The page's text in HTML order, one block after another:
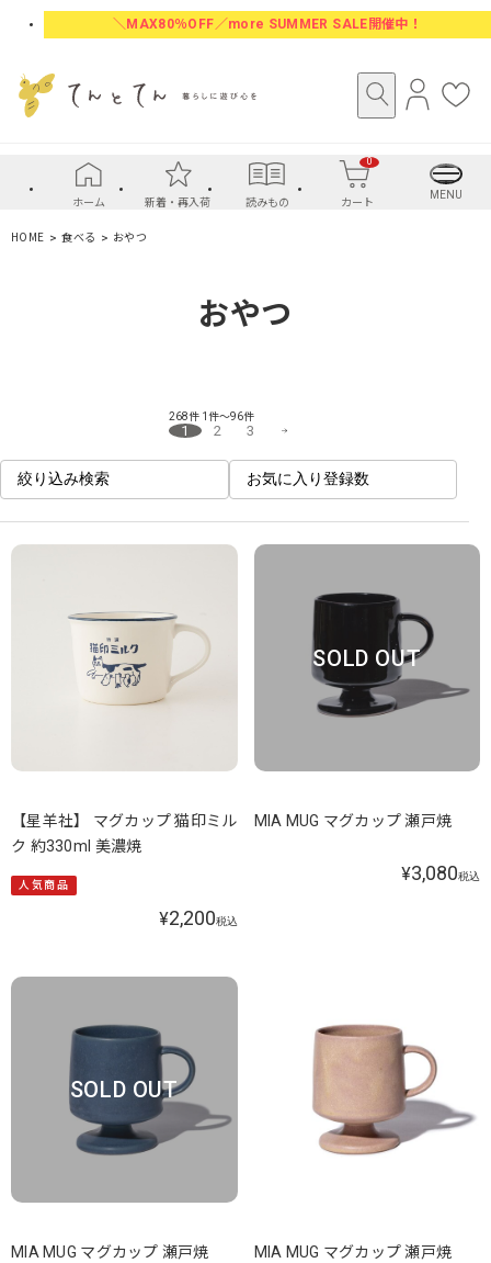
＼MAX80％OFF／more SUMMER SALE開催中！
に
入
り
ホーム 新着・再入荷 読みもの カート
0
MENU
HOME 食べる おやつ
おやつ
268件 1件～96件
1 2 3
絞り込み検索 お気に入り登録数
【星羊社】 マグカップ 猫印ミル
ク 約330ml 美濃焼
人気商品
¥2,200税込
SOLD OUT
MIA MUG マグカップ 瀬戸焼
¥3,080税込
SOLD OUT
MIA MUG マグカップ 瀬戸焼 MIA MUG マグカップ 瀬戸焼